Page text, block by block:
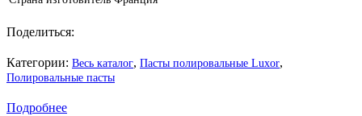
Поделиться:
Категории: Весь каталог, Пасты полировальные Luxor,
Полировальные пасты
Подробнее